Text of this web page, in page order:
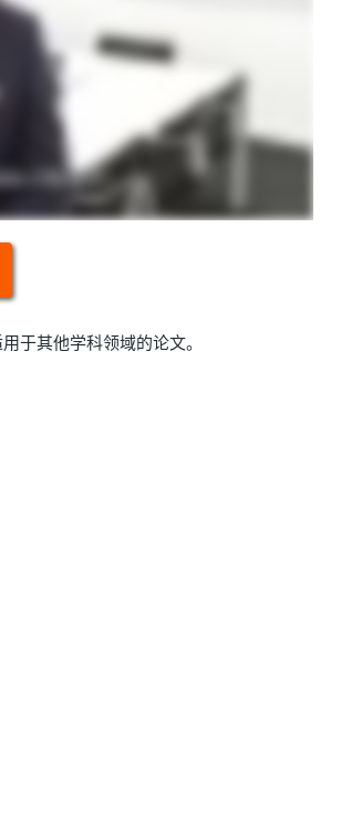
于其他学科领域的论文。